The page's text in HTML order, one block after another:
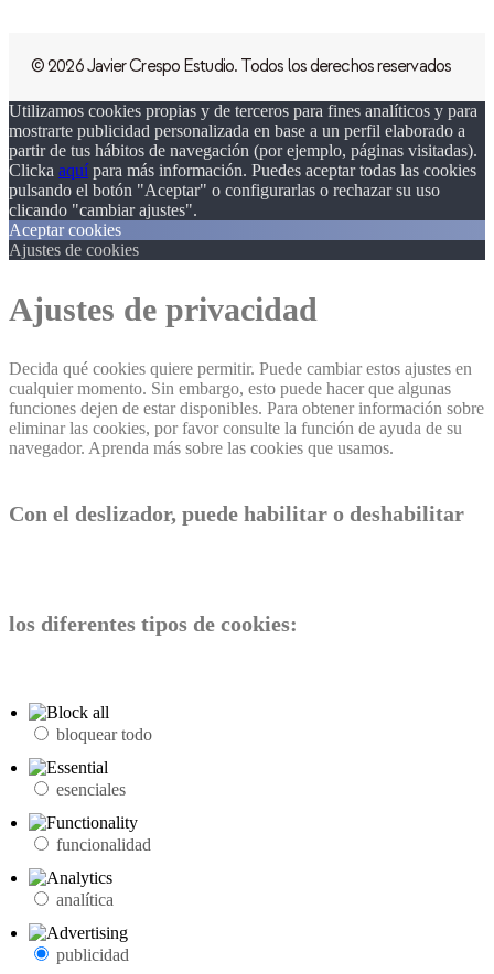
© 2026 Javier Crespo Estudio. Todos los derechos reservados
Utilizamos cookies propias y de terceros para fines analíticos y para
mostrarte publicidad personalizada en base a un perfil elaborado a
partir de tus hábitos de navegación (por ejemplo, páginas visitadas).
Clicka aquí para más información. Puedes aceptar todas las cookies
pulsando el botón "Aceptar" o configurarlas o rechazar su uso
clicando "cambiar ajustes".
Aceptar cookies
Ajustes de cookies
Ajustes de privacidad
Decida qué cookies quiere permitir. Puede cambiar estos ajustes en
cualquier momento. Sin embargo, esto puede hacer que algunas
funciones dejen de estar disponibles. Para obtener información sobre
eliminar las cookies, por favor consulte la función de ayuda de su
navegador. Aprenda más sobre las cookies que usamos.
Con el deslizador, puede habilitar o deshabilitar
los diferentes tipos de cookies:
bloquear todo
esenciales
funcionalidad
analítica
publicidad